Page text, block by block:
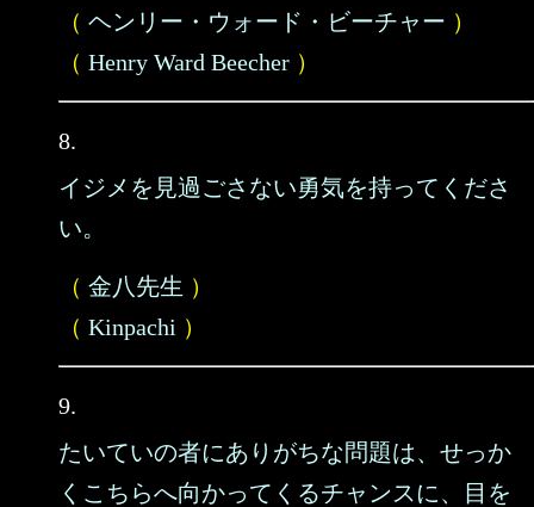
（ ヘンリー・ウォード・ビーチャー ）
（ Henry Ward Beecher ）
8.
イジメを見過ごさない勇気を持ってくださ
い。
（ 金八先生 ）
（ Kinpachi ）
9.
たいていの者にありがちな問題は、せっか
くこちらへ向かってくるチャンスに、目を